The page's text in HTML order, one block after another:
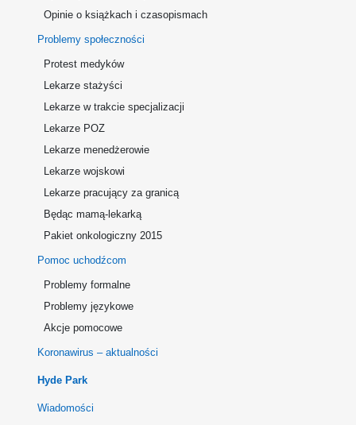
Opinie o książkach i czasopismach
Problemy społeczności
Protest medyków
Lekarze stażyści
Lekarze w trakcie specjalizacji
Lekarze POZ
Lekarze menedżerowie
Lekarze wojskowi
Lekarze pracujący za granicą
Będąc mamą-lekarką
Pakiet onkologiczny 2015
Pomoc uchodźcom
Problemy formalne
Problemy językowe
Akcje pomocowe
Koronawirus – aktualności
Hyde Park
Wiadomości